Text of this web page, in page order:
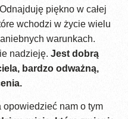
piękno w całej
wchodzi w życie wielu
warunkach.
nadzieję. Jest dobrą
bardzo odważną,
opowiedzieć nam o tym